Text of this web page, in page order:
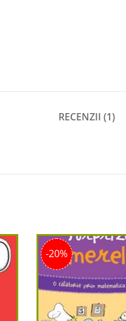
RECENZII (1)
-20%